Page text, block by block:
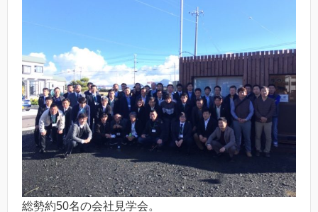
総勢約50名の会社見学会。